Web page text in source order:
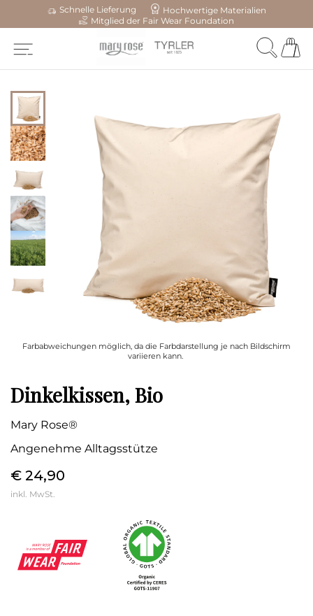
Schnelle Lieferung
Hochwertige Materialien
Mitglied der Fair Wear Foundation
Farbabweichungen möglich, da die Farbdarstellung je nach Bildschirm
variieren kann.
Dinkelkissen, Bio
Mary Rose®
Angenehme Alltagsstütze
€ 24,90
inkl. MwSt.